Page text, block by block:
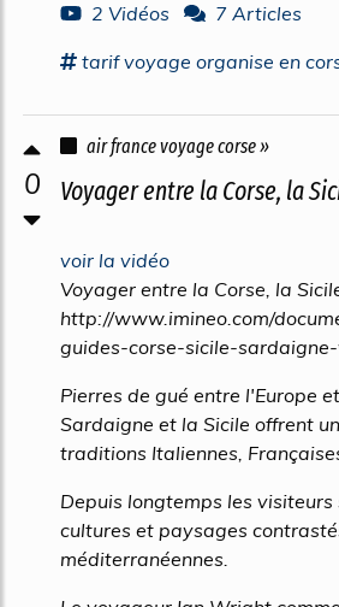
2 Vidéos
7 Articles
tarifvoyage organise en
0
air france voyage corse »
Voyager entre la Corse, la
voir la vidéo
Voyager entre la Corse, la
http://www.imineo.com/
guides-corse-sicile-
Pierres de gué entre l'Europe
Sardaigne et la Sicile offrent
traditions Italiennes,
Depuis longtemps les
cultures et paysages
méditerranéennes.